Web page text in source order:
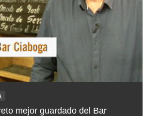
mejor guardado del Bar